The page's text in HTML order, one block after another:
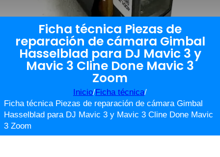
Ficha técnica Piezas de
reparación de cámara Gimbal
Hasselblad para DJ Mavic 3 y
Mavic 3 Cline Done Mavic 3
Zoom
Inicio/Ficha técnica/
Ficha técnica Piezas de reparación de cámara Gimbal
Hasselblad para DJ Mavic 3 y Mavic 3 Cline Done Mavic
3 Zoom